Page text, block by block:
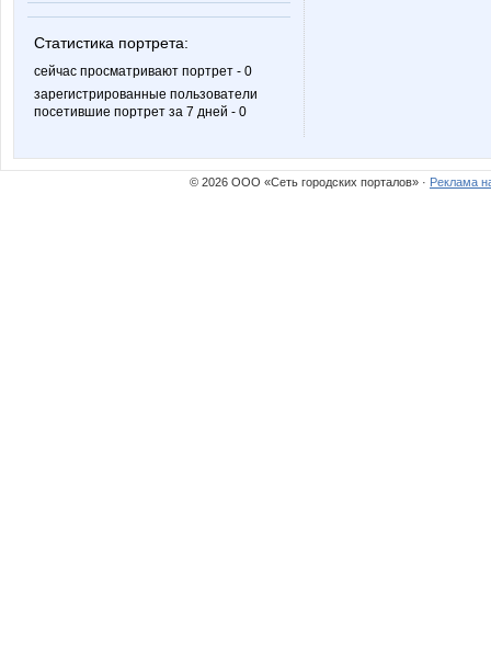
Статистика портрета:
сейчас просматривают портрет - 0
зарегистрированные пользователи
посетившие портрет за 7 дней - 0
© 2026 ООО «Сеть городских порталов» · Реклама